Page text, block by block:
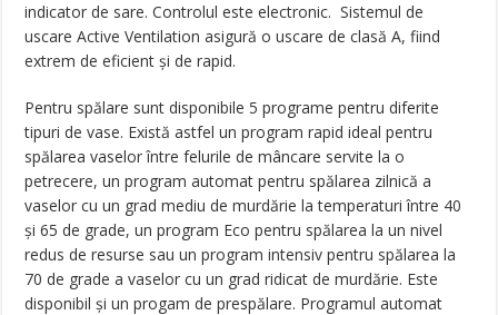
indicator de sare. Controlul este electronic. Sistemul de
uscare Active Ventilation asigură o uscare de clasă A, fiind
extrem de eficient și de rapid.
Pentru spălare sunt disponibile 5 programe pentru diferite
tipuri de vase. Există astfel un program rapid ideal pentru
spălarea vaselor între felurile de mâncare servite la o
petrecere, un program automat pentru spălarea zilnică a
vaselor cu un grad mediu de murdărie la temperaturi între 40
și 65 de grade, un program Eco pentru spălarea la un nivel
redus de resurse sau un program intensiv pentru spălarea la
70 de grade a vaselor cu un grad ridicat de murdărie. Este
disponibil și un progam de prespălare. Programul automat